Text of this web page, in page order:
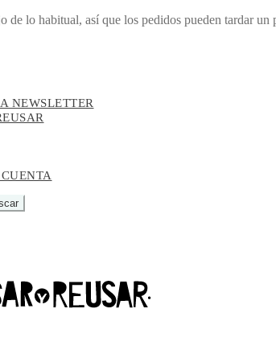
de lo habitual, así que los pedidos pueden tardar
NEWSLETTER